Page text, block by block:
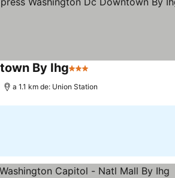
By Ihg3 Estrellas
a 1.1 km de: Union Station